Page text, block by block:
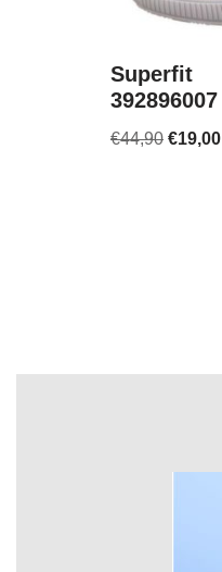
Superfit
392896007
€44,90 €19,00